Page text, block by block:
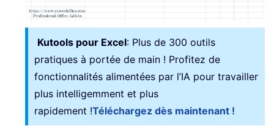
Kutools pour Excel: Plus de 300 outils
pratiques à portée de main ! Profitez de
fonctionnalités alimentées par l’IA pour travailler
plus intelligemment et plus
rapidement !Téléchargez dès maintenant !